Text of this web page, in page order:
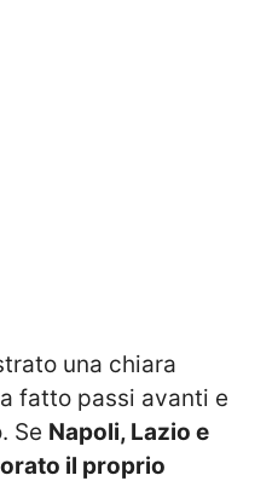
una chiara
fatto passi avanti e
Se Napoli, Lazio e
il proprio